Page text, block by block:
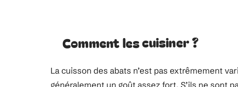
Comment les cuisiner ?
La cuisson des abats n’est pas extrêmement
généralement un goût assez fort. S’ils ne sont